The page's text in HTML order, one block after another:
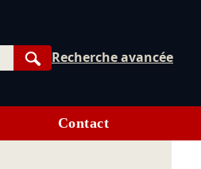
Rechercher
Recherche avancée
Contact